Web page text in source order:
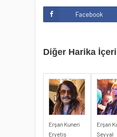
Facebook
Diğer Harika
Erşan Kuneri
Eryetiş
Erşan
Seyyal